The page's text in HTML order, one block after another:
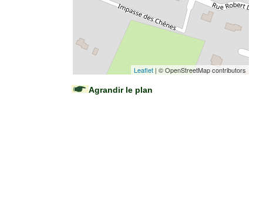
Leaflet | © OpenStreetMap contributors
Agrandir le plan